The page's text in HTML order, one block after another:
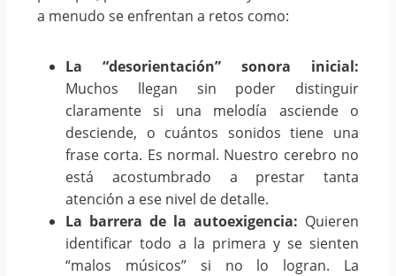
a menudo se enfrentan a retos como:
La “desorientación” sonora inicial:
Muchos llegan sin poder distinguir
claramente si una melodía asciende o
desciende, o cuántos sonidos tiene una
frase corta. Es normal. Nuestro cerebro no
está acostumbrado a prestar tanta
atención a ese nivel de detalle.
La barrera de la autoexigencia: Quieren
identificar todo a la primera y se sienten
“malos músicos” si no lo logran. La